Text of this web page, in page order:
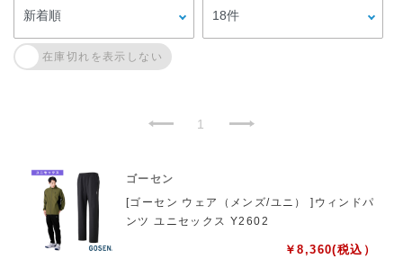
1
ゴーセン
[ゴーセン ウェア（メンズ/ユニ） ]ウィンドパ
ンツ ユニセックス Y2602
￥8,360(税込）